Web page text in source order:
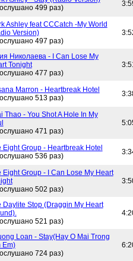
499 раз)
Ashley feat CCCatch -My World
Version)
497 раз)
Николаева - I Can Lose My
Tonight
477 раз)
Marron - Heartbreak Hotel
513 раз)
Thao - You Shot A Hole In My
471 раз)
Eight Group - Heartbreak Hotel
536 раз)
Eight Group - I Can Lose My Heart
502 раз)
Daylite Stop (Draggin My Heart
521 раз)
Loan - Stay(Hay O Mai Trong
Em)
724 раз)